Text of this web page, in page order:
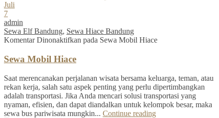
Juli
7
admin
Sewa Elf Bandung, Sewa Hiace Bandung
Komentar Dinonaktifkan pada Sewa Mobil Hiace
Sewa Mobil Hiace
Saat merencanakan perjalanan wisata bersama keluarga, teman, atau
rekan kerja, salah satu aspek penting yang perlu dipertimbangkan
adalah transportasi. Jika Anda mencari solusi transportasi yang
nyaman, efisien, dan dapat diandalkan untuk kelompok besar, maka
sewa bus pariwisata mungkin... Continue reading